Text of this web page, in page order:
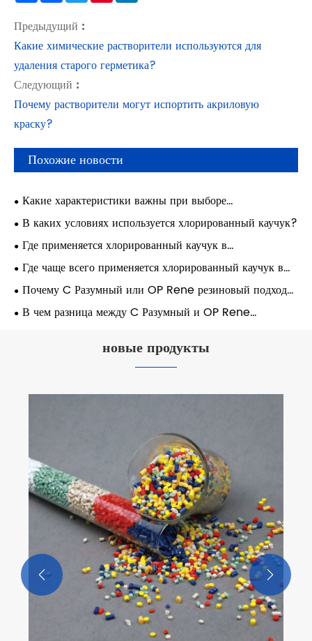
Предыдущий :
Какие химические растворители используются для
удаления старого герметика?
Следующий :
Почему растворители могут испортить акриловую
краску?
Похожие новости
Какие характеристики важны при выборе
хлорированного каучука?
В каких условиях используется хлорированный каучук?
Где применяется хлорированный каучук в
промышленности?
Где чаще всего применяется хлорированный каучук в
промышленности?
Почему C Разумный или OP Rene резиновый подходит
для герметизации оборудования?
В чем разница между C Разумный и OP Rene
новые продукты
 